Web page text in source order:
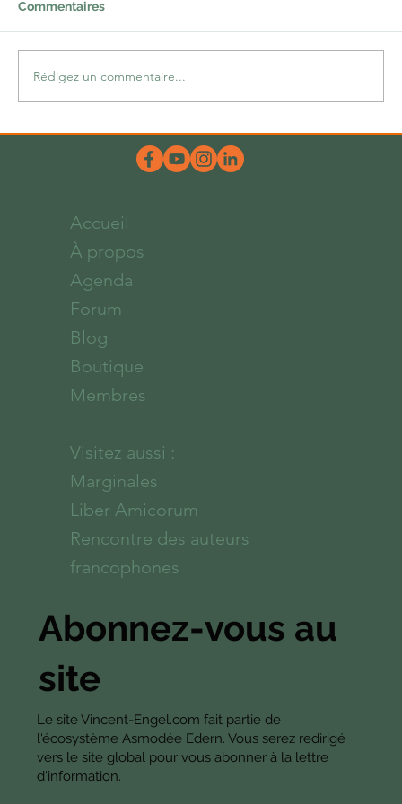
Une belle dose d’hum-ours
Commentaires
Rédigez un commentaire...
Abonnez-vous au
site
Le site Vincent-Engel.com fait partie de
l'écosystème Asmodée Edern. Vous serez redirigé
vers le site global pour vous abonner à la lettre
d'information.
Accueil
À propos
Agenda
Forum
Blog
Boutique
Membres
Visitez aussi :
Marginales
Liber Amicorum
Rencontre des auteurs
francophones